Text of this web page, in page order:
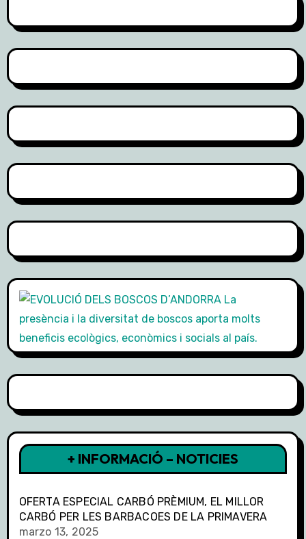
+ INFORMACIÓ – NOTICIES
OFERTA ESPECIAL CARBÓ PRÈMIUM, EL MILLOR
CARBÓ PER LES BARBACOES DE LA PRIMAVERA
marzo 13, 2025